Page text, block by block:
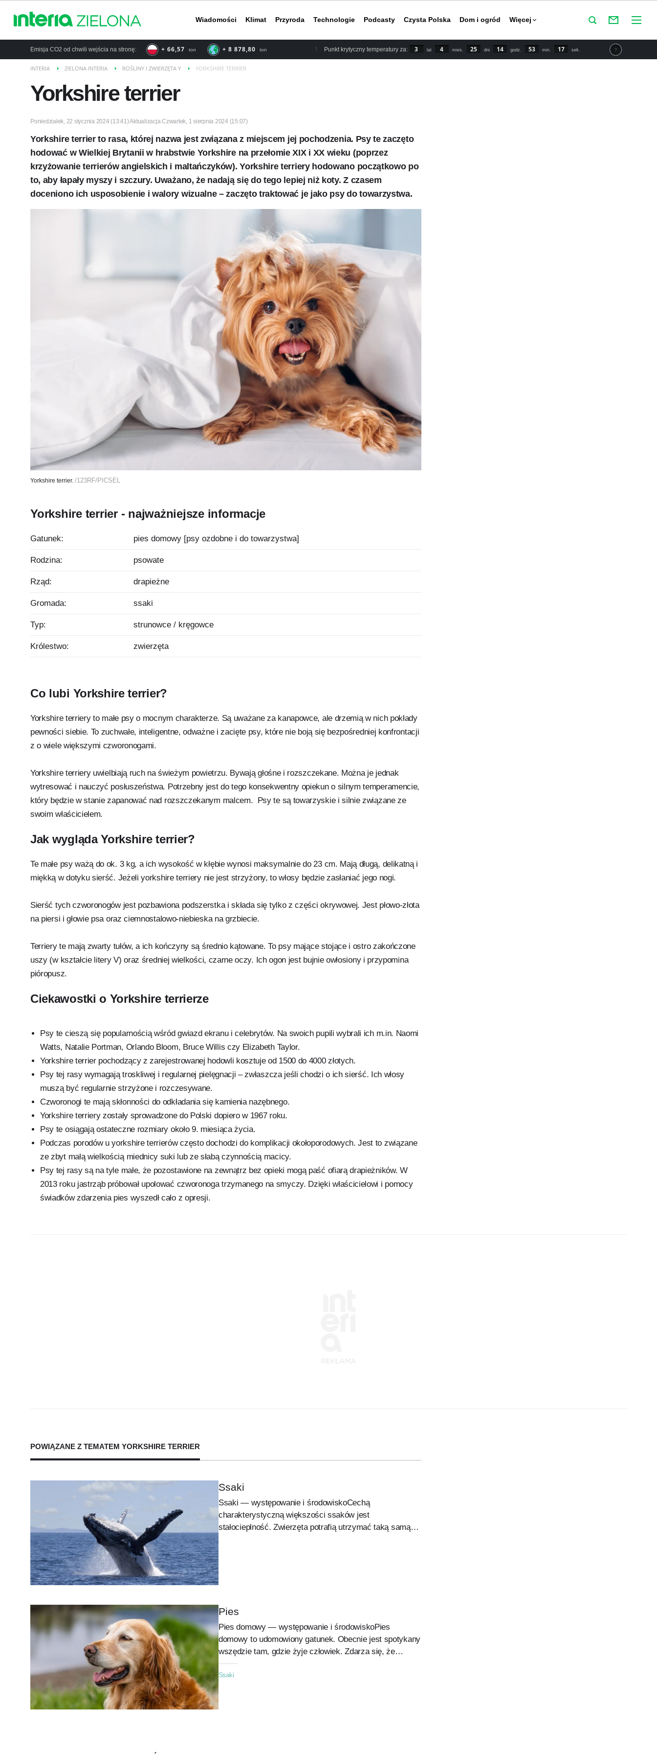
Wiadomości Klimat Przyroda Technologie Podcasty Czysta Polska Dom i ogród Więcej
Emisja CO2 od chwili wejścia na stronę: + 76,08 ton + 10 147 ton Punkt krytyczny temperatury za: 3 lat 4 mies. 25 dni 14 godz. 53 min. 16 sek.
INTERIA ZIELONA INTERIA ROŚLINY I ZWIERZĘTA Y YORKSHIRE TERRIER
Yorkshire terrier
Poniedziałek, 22 stycznia 2024 (13:41) Aktualizacja Czwartek, 1 sierpnia 2024 (15:07)
Yorkshire terrier to rasa, której nazwa jest związana z miejscem jej pochodzenia. Psy te zaczęto
hodować w Wielkiej Brytanii w hrabstwie Yorkshire na przełomie XIX i XX wieku (poprzez
krzyżowanie terrierów angielskich i maltańczyków). Yorkshire terriery hodowano początkowo po
to, aby łapały myszy i szczury. Uważano, że nadają się do tego lepiej niż koty. Z czasem
doceniono ich usposobienie i walory wizualne – zaczęto traktować je jako psy do towarzystwa.
Yorkshire terrier. /123RF/PICSEL
Yorkshire terrier - najważniejsze informacje
Gatunek: pies domowy [psy ozdobne i do towarzystwa]
Rodzina: psowate
Rząd: drapieżne
Gromada: ssaki
Typ: strunowce / kręgowce
Królestwo: zwierzęta
Co lubi Yorkshire terrier?
Yorkshire terriery to małe psy o mocnym charakterze. Są uważane za kanapowce, ale drzemią w nich pokłady
pewności siebie. To zuchwałe, inteligentne, odważne i zacięte psy, które nie boją się bezpośredniej konfrontacji
z o wiele większymi czworonogami.
Yorkshire terriery uwielbiają ruch na świeżym powietrzu. Bywają głośne i rozszczekane. Można je jednak
wytresować i nauczyć posłuszeństwa. Potrzebny jest do tego konsekwentny opiekun o silnym temperamencie,
który będzie w stanie zapanować nad rozszczekanym malcem. Psy te są towarzyskie i silnie związane ze
swoim właścicielem.
Jak wygląda Yorkshire terrier?
Te małe psy ważą do ok. 3 kg, a ich wysokość w kłębie wynosi maksymalnie do 23 cm. Mają długą, delikatną i
miękką w dotyku sierść. Jeżeli yorkshire terriery nie jest strzyżony, to włosy będzie zasłaniać jego nogi.
Sierść tych czworonogów jest pozbawiona podszerstka i składa się tylko z części okrywowej. Jest płowo-złota
na piersi i głowie psa oraz ciemnostalowo-niebieska na grzbiecie.
Terriery te mają zwarty tułów, a ich kończyny są średnio kątowane. To psy mające stojące i ostro zakończone
uszy (w kształcie litery V) oraz średniej wielkości, czarne oczy. Ich ogon jest bujnie owłosiony i przypomina
pióropusz.
Ciekawostki o Yorkshire terrierze
Psy te cieszą się popularnością wśród gwiazd ekranu i celebrytów. Na swoich pupili wybrali ich m.in. Naomi
Watts, Natalie Portman, Orlando Bloom, Bruce Willis czy Elizabeth Taylor.
Yorkshire terrier pochodzący z zarejestrowanej hodowli kosztuje od 1500 do 4000 złotych.
Psy tej rasy wymagają troskliwej i regularnej pielęgnacji – zwłaszcza jeśli chodzi o ich sierść. Ich włosy
muszą być regularnie strzyżone i rozczesywane.
Czworonogi te mają skłonności do odkładania się kamienia nazębnego.
Yorkshire terriery zostały sprowadzone do Polski dopiero w 1967 roku.
Psy te osiągają ostateczne rozmiary około 9. miesiąca życia.
Podczas porodów u yorkshire terrierów często dochodzi do komplikacji okołoporodowych. Jest to związane
ze zbyt małą wielkością miednicy suki lub ze słabą czynnością macicy.
Psy tej rasy są na tyle małe, że pozostawione na zewnątrz bez opieki mogą paść ofiarą drapieżników. W
2013 roku jastrząb próbował upolować czworonoga trzymanego na smyczy. Dzięki właścicielowi i pomocy
świadków zdarzenia pies wyszedł cało z opresji.
POWIĄZANE Z TEMATEM YORKSHIRE TERRIER
Ssaki
Ssaki — występowanie i środowiskoCechą
charakterystyczną większości ssaków jest
stałocieplność. Zwierzęta potrafią utrzymać taką samą
Pies
Pies domowy — występowanie i środowiskoPies
domowy to udomowiony gatunek. Obecnie jest spotykany
wszędzie tam, gdzie żyje człowiek. Zdarza się, że
pozostawiony na wolności tworzy...
Ssaki